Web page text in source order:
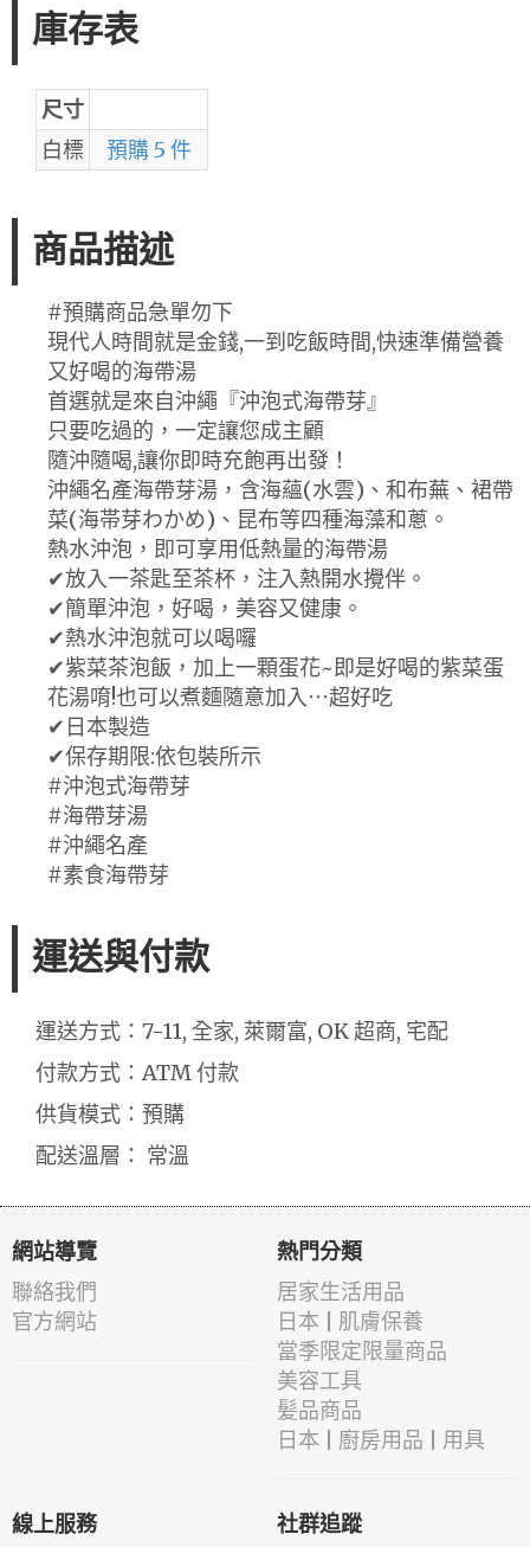
庫存表
尺寸
白標
預購 5 件
商品描述
#預購商品急單勿下
現代人時間就是金錢,一到吃飯時間,快速準備營養
又好喝的海帶湯
首選就是來自沖繩『沖泡式海帶芽』
只要吃過的，一定讓您成主顧
隨沖隨喝,讓你即時充飽再出發！
沖繩名產海帶芽湯，含海蘊(水雲)、和布蕪、裙帶
菜(海帯芽わかめ)、昆布等四種海藻和蔥。
熱水沖泡，即可享用低熱量的海帶湯
✔放入一茶匙至茶杯，注入熱開水攪伴。
✔簡單沖泡，好喝，美容又健康。
✔熱水沖泡就可以喝囉
✔紫菜茶泡飯，加上一顆蛋花~即是好喝的紫菜蛋
花湯唷!也可以煮麵隨意加入⋯超好吃
✔日本製造
✔保存期限:依包裝所示
#沖泡式海帶芽
#海帶芽湯
#沖繩名產
#素食海帶芽
運送與付款
運送方式：7-11, 全家, 萊爾富, OK 超商, 宅配
付款方式：ATM 付款
供貨模式：預購
配送溫層： 常溫
網站導覽
聯絡我們
官方網站
熱門分類
居家生活用品
日本 | 肌膚保養
當季限定限量商品
美容工具
髪品商品
日本 | 廚房用品 | 用具
線上服務 社群追蹤